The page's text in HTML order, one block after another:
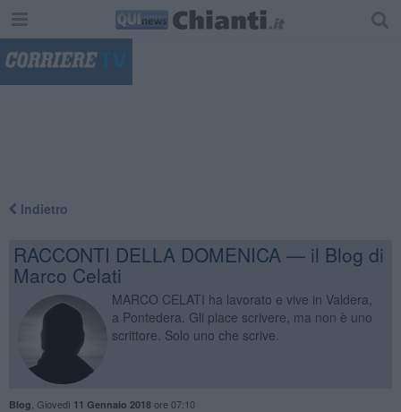
Indietro
RACCONTI DELLA DOMENICA — il Blog di
Marco Celati
MARCO CELATI ha lavorato e vive in Valdera,
a Pontedera. Gli piace scrivere, ma non è uno
scrittore. Solo uno che scrive.
Blog Giovedì 11 Gennaio 2018ore 07:10